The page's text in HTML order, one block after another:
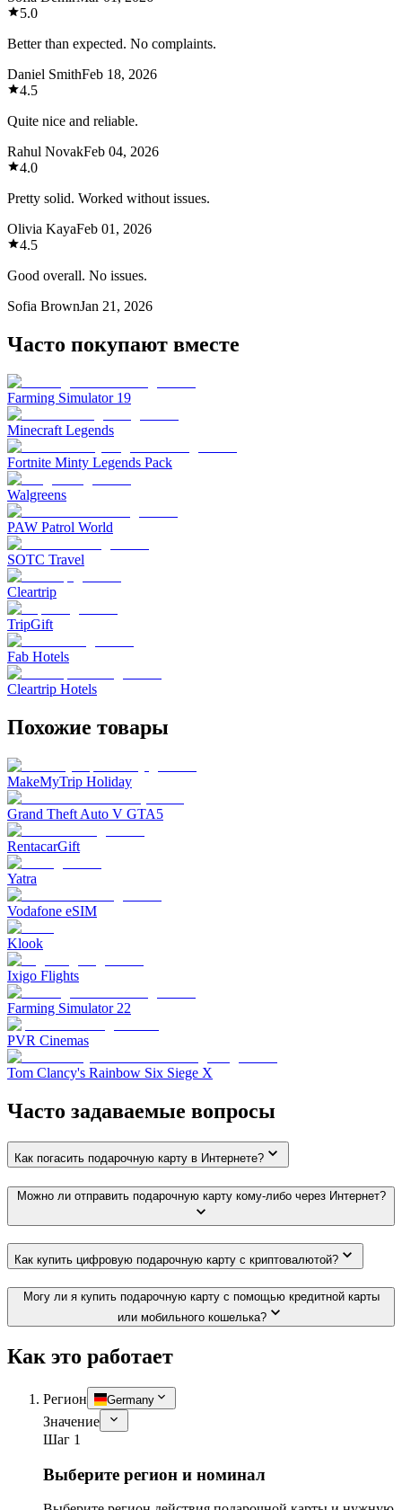
5.0
Better than expected. No complaints.
Daniel SmithFeb 18, 2026
4.5
Quite nice and reliable.
Rahul NovakFeb 04, 2026
4.0
Pretty solid. Worked without issues.
Olivia KayaFeb 01, 2026
4.5
Good overall. No issues.
Sofia BrownJan 21, 2026
Часто покупают вместе
Farming Simulator 19
Minecraft Legends
Fortnite Minty Legends Pack
Walgreens
PAW Patrol World
SOTC Travel
Cleartrip
TripGift
Fab Hotels
Cleartrip Hotels
Похожие товары
MakeMyTrip Holiday
Grand Theft Auto V GTA5
RentacarGift
Yatra
Vodafone eSIM
Klook
Ixigo Flights
Farming Simulator 22
PVR Cinemas
Tom Clancy's Rainbow Six Siege X
Часто задаваемые вопросы
Как погасить подарочную карту в Интернете?
Можно ли отправить подарочную карту кому-либо через Интернет?
Как купить цифровую подарочную карту с криптовалютой?
Могу ли я купить подарочную карту с помощью кредитной карты
или мобильного кошелька?
Как это работает
Регион Germany
Значение
Шаг 1
Выберите регион и номинал